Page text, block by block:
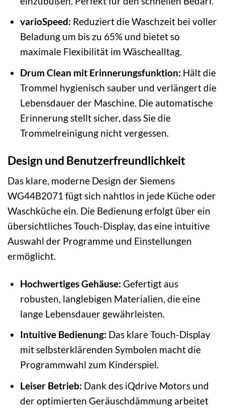
varioSpeed: Reduziert die Waschzeit bei voller
Beladung um bis zu 65% und bietet so
maximale Flexibilität im Wäschealltag.
Drum Clean mit Erinnerungsfunktion: Hält die
Trommel hygienisch sauber und verlängert die
Lebensdauer der Maschine. Die automatische
Erinnerung stellt sicher, dass Sie die
Trommelreinigung nicht vergessen.
Design und Benutzerfreundlichkeit
Das klare, moderne Design der Siemens
WG44B2071 fügt sich nahtlos in jede Küche oder
Waschküche ein. Die Bedienung erfolgt über ein
übersichtliches Touch-Display, das eine intuitive
Auswahl der Programme und Einstellungen
ermöglicht.
Hochwertiges Gehäuse: Gefertigt aus
robusten, langlebigen Materialien, die eine
lange Lebensdauer gewährleisten.
Intuitive Bedienung: Das klare Touch-Display
mit selbsterklärenden Symbolen macht die
Programmwahl zum Kinderspiel.
Leiser Betrieb: Dank des iQdrive Motors und
der optimierten Geräuschdämmung arbeitet